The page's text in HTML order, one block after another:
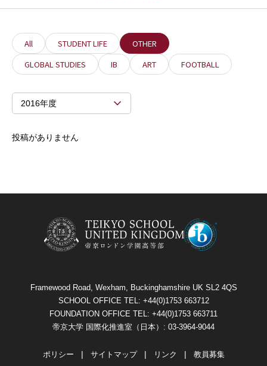
All STUDENT LIFE
OTHER
GLOBAL STUDIES
IB ART FOOTBALL
2016年度
投稿がありません
Framewood Road, Wexham, Buckinghamshire UK SL2 4QS
SCHOOL OFFICE TEL: +44(0)1753 663712
FOUNDATION OFFICE TEL: +44(0)1753 663711
帝京大学 国際化推進室（日本）: 03-3964-9044
ポリシー サイトマップ リンク 教員募集